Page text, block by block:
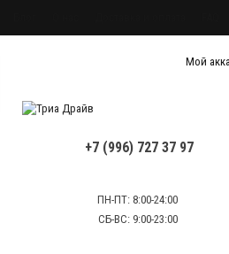
Мой
+7 (996) 727 37 97
ПН-ПТ: 8:00-24:00
СБ-ВС: 9:00-23:00